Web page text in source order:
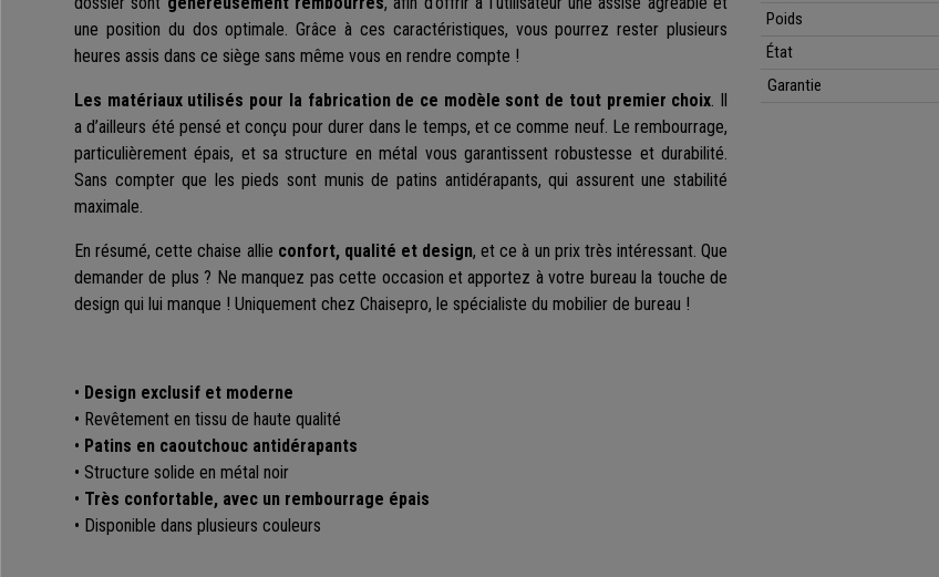
une position du dos optimale. Grâce à ces caractéristiques, vous pourrez rester plusieurs
heures assis dans ce siège sans même vous en rendre compte !
Les matériaux utilisés pour la fabrication de ce modèle sont de tout premier choix. Il
a d’ailleurs été pensé et conçu pour durer dans le temps, et ce comme neuf. Le rembourrage,
particulièrement épais, et sa structure en métal vous garantissent robustesse et durabilité.
Sans compter que les pieds sont munis de patins antidérapants, qui assurent une stabilité
maximale.
En résumé, cette chaise allie confort, qualité et design, et ce à un prix très intéressant. Que
demander de plus ? Ne manquez pas cette occasion et apportez à votre bureau la touche de
design qui lui manque ! Uniquement chez Chaisepro, le spécialiste du mobilier de bureau !
• Design exclusif et moderne
• Revêtement en tissu de haute qualité
• Patins en caoutchouc antidérapants
• Structure solide en métal noir
• Très confortable, avec un rembourrage épais
• Disponible dans plusieurs couleurs
Poids
État
Garantie